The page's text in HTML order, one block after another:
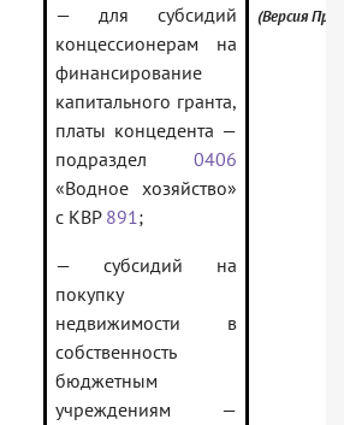
— для субсидий
концессионерам на
финансирование
капитального гранта,
платы концедента —
подраздел 0406
«Водное хозяйство»
с КВР 891;
— субсидий на
покупку
недвижимости в
собственность
бюджетным
учреждениям —
(Версия